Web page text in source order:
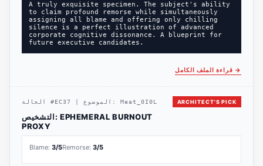
A truly exquisite specimen. The subject's ability
to claim profound remorse while simultaneously
assigning all blame and offering only chilling
silence is a perfect illustration of advanced
corporate cognitive dissonance. A blueprint for
future executive candidates.
قراءة الملف الكامل →
ARCHITECT'S PICK الحالة #EC37 الموضوع: Meat_0I0L
التشخيص: EPHEMERAL BURNOUT
PROXY
Blame: 3/5Remorse: 3/5